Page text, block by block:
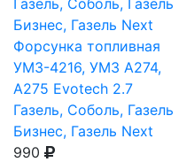
Форсунка топливная
УМЗ-4216, УМЗ А274,
А275 Evotech 2.7
Газель, Соболь, Газель
Бизнес, Газель Next
990